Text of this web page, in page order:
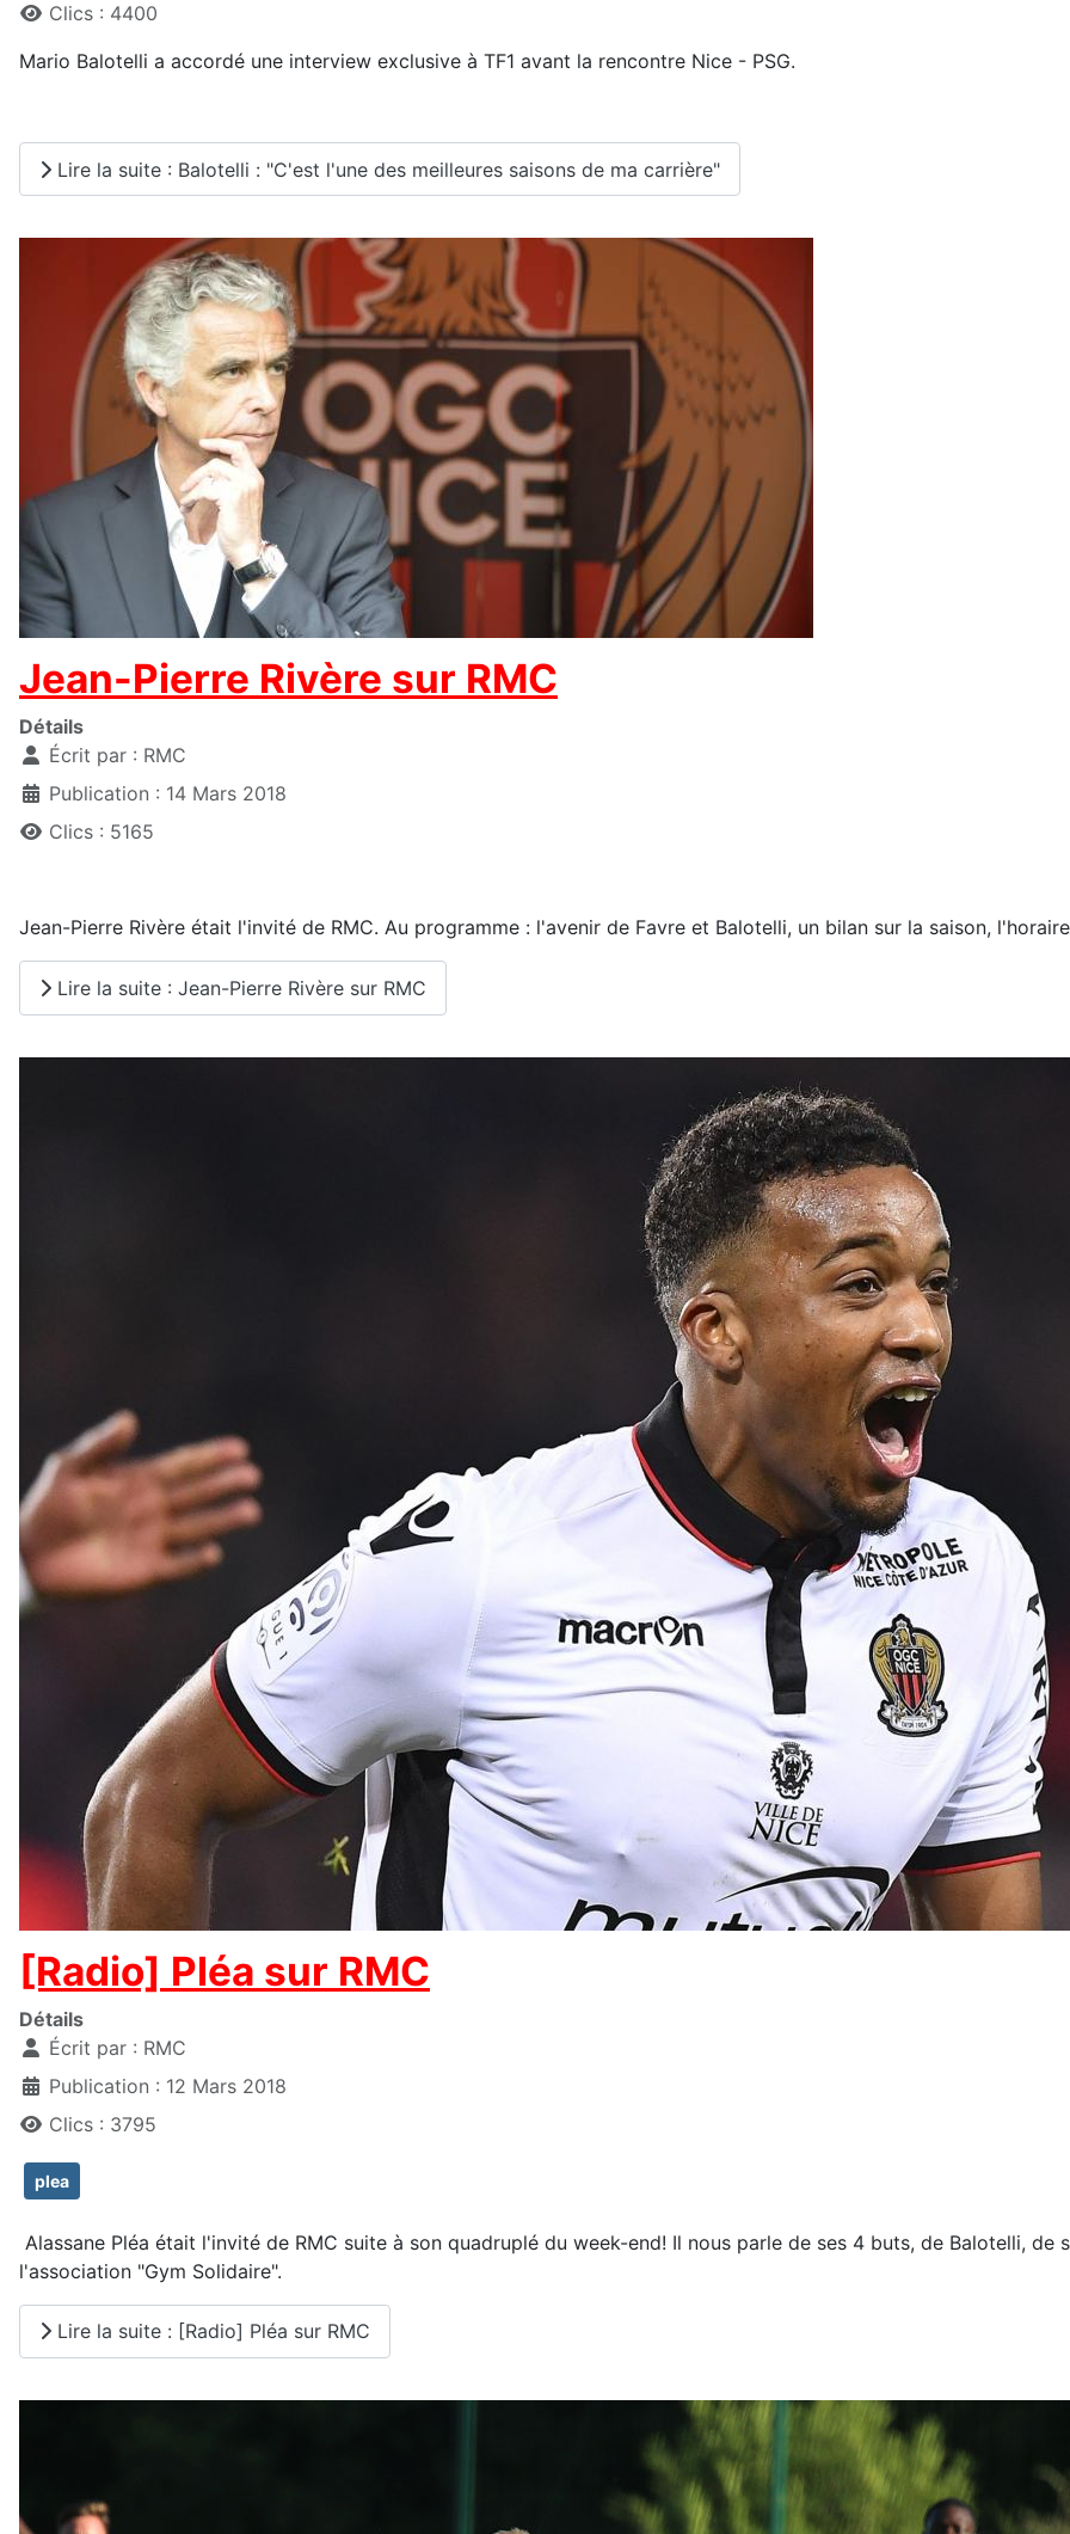
Clics : 4400
Mario Balotelli a accordé une interview exclusive à TF1 avant la rencontre Nice - PSG.
Lire la suite : Balotelli : "C'est l'une des meilleures saisons de ma carrière"
Jean-Pierre Rivère sur RMC
Détails
Écrit par : RMC
Publication : 14 Mars 2018
Clics : 5165
Jean-Pierre Rivère était l'invité de RMC. Au programme : l'avenir de Favre et Balotelli, un bilan sur la saison,
Lire la suite : Jean-Pierre Rivère sur RMC
[Radio] Pléa sur RMC
Détails
Écrit par : RMC
Publication : 12 Mars 2018
Clics : 3795
plea
Alassane Pléa était l'invité de RMC suite à son quadruplé du week-end! Il nous parle de ses 4 buts, de Balotelli,
l'association "Gym Solidaire".
Lire la suite : [Radio] Pléa sur RMC